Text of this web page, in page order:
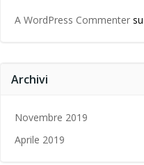
A WordPress Commenter su
Archivi
Novembre 2019
Aprile 2019